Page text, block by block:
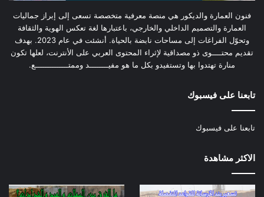
فنون العمارة والديكور هي منصة معرفية متخصصة تسعى إلى إبراز جماليات
العمارة والتصميم الداخلي والخارجي، باعتبارها لغة تعكس الهوية والثقافة
وتحوّل الفراغات إلى مساحات نابضة بالحياة. أنشئت في عام 2023. بهدف
تقديم محتــــوى ذو مصداقية لإثراء المحتوى العربي على الأنترنت، لعلها تكون
منارة تهتدوا بها وتستفيدو بكل ما هو مفيــــــــد وممتــــــــــــــع.
تابعنا على فيسبوك
تابعنا على فيسبوك
الاكثر مشاهدة